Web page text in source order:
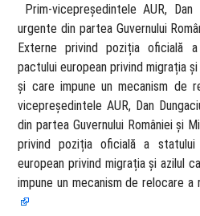
Prim-vicepreședintele AUR,
urgente din partea Guvernului
Externe privind poziția oficială
pactului european privind migrația
și care impune un mecanism de
vicepreședintele AUR, Dan
din partea Guvernului României și
privind poziția oficială a
european privind migrația și azilul
impune un mecanism de relocare